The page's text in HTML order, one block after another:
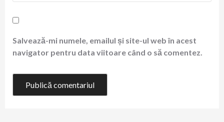
Salvează-mi numele, emailul și site-ul web în acest
navigator pentru data viitoare când o să comentez.